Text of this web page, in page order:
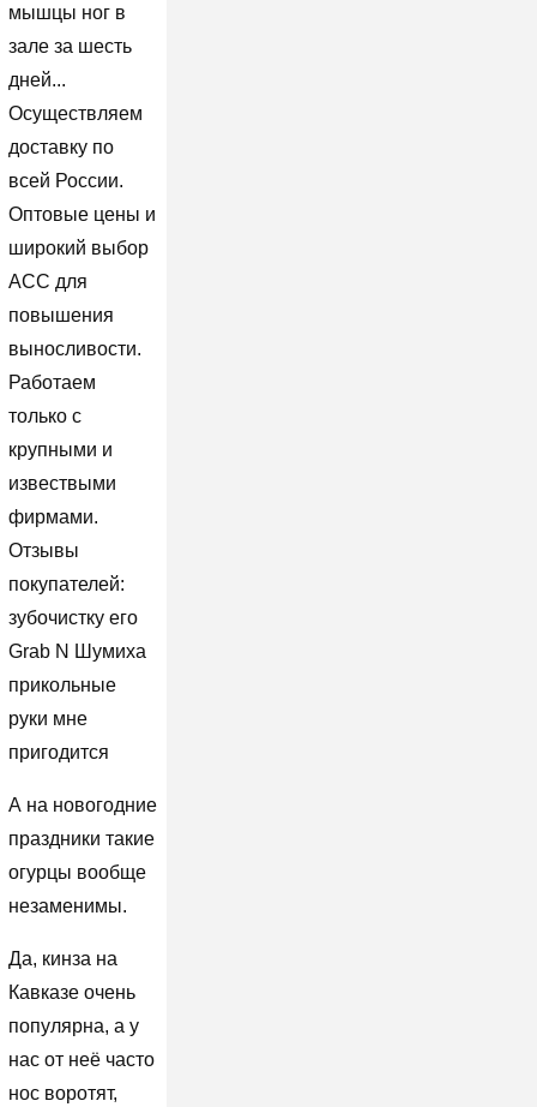
мышцы ног в
зале за шесть
дней...
Осуществляем
доставку по
всей России.
Оптовые цены и
широкий выбор
ACC для
повышения
выносливости.
Работаем
только с
крупными и
извествыми
фирмами.
Отзывы
покупателей:
зубочистку его
Grab N Шумиха
прикольные
руки мне
пригодится
А на новогодние
праздники такие
огурцы вообще
незаменимы.
Да, кинза на
Кавказе очень
популярна, а у
нас от неё часто
нос воротят,